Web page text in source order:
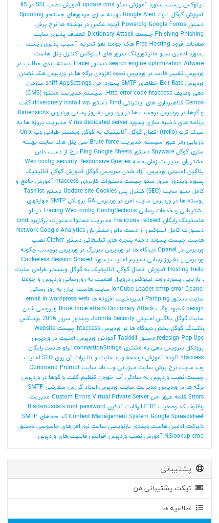
لینوکس ریست پسورد آموزش سئو update cms آموزش نصب SSL در IIS
آموزش گوگل آلرت Google Alert
بهینه سازی موتورهای جستجو Spoofing
دستور Powercfg Google Forms آپلود عکس در نوشته ها نرخ پرش
Phishing Phishing چیست
Dictionary Attack انعطاف پذیری سایت
صفحات فرود Free Hosting هک جوملا لغو تحریم آسیب پذیری ریست
پسورد ادمین سیو مانیتورینگ سرور های لینوکس کنترل پنل هاست
search engine optimization Adware دستور Tracer
دسته بندی مطالب در
وردپرس تغییر قالب در وردپرس نحوه افزودن برگه ها در وردپرس هک نشدن
وردپرس Exit Rate خطاهای SMTP پسورد امن sniff AppSettings
سازمان
دهی وظایف
Http error code htaccess.
سیستم مدیریت محتوا (CMS)
Centos کلاهبرداری های اینترنتی Find دستور driverquery install wp
گفت
و گوها در وردپرس برچسب ها در وردپرس به روز رسانی وردپرس Dimensions
برنامه های ذخیره سازی پسورد
Virus dedicated server
مدیریت پروژه ها به
سبک ترلو (trello)
اتصال گوگل آنالیتیک به گوگل وبمستر طراحی وب Unix
بازیابی رمز عبور سیستم مدیریت Brute force سی پنل هک سایت بهینه
سازی گوگل Spyware دستور Ping Google Sheets
نرخ از دست دادن
مشتریان مدیریت زمان حمله Web.config security Responsive Queries
پلاگین امنیتی وردپرس آزاد شدن سرویس گوگل آموزش گوگل آنالیتیک
پسورد ویندوز سرور سئو چیست دستورات کاربردی htaccess
آموزش جامع و
کامل سئو سایت (SEO)
کنترل پنل Update site Cookies
دستور Tasklist
پوسته ها در وردپرس سایت امن در وردپرس GA پروتکل SMTP
مهارتهای
پشتیبانی و خدمات رسانی
Tracing Web.config ConfigSections
تریلو
هاستینگ رایگان malicious redirect مدیریت محتوا دستورات پرکاربرد cmd
دستورات کامل لینوکس از دست دادن مشتریان Network Google Analytics
هاست چیست پسوند دامنه پنجره های تبلیغاتی دستور Cipher
نصب
وردپرس در Cpanel
دیدگاه ها در وردپرس سربرگ در وردپرس برچسب چگونه
وردپرس را به روز رسانی نماییم امنیت پسورد Cookieless Session Shared
Hosting trello آموزش اتصال گوگل آنالیتیک به گوگل وبمستر طراحی سایت
٬ بازیابی پسورد روت لینوکس
دروپال اهمیت به روزرسانی وردپرس و جوملا
ionCube Loader smtp error Cpanel سایت هاست ایران به روز رسانی
سایت دستور Pathping اسپردشیت افزونه ها email in wordpress web
design کمبود وقت Brute force attack Dictionary Attack ویروسی شدن
سایت گوگل پلاگین امنیتی Joomla Security ویندوز سرور 2016
یونیکس
رنکینگ گوگل بخش دیدگاه ها در وردپرس htaccess چیست
Website
redesign Pop-Ups دستور Taskkill
آموزش وردپرس امنیت در وردپرس
پروتکل سرویس دهی به مشتری connectionStrings ترلو هاست رایگان
htaccess آلوده
آموزش توسعه وب سایت و تاثیرات آن روی SEO
امنیت
وب سایت نرخ پرش سایت میزبانی وب نام سایت Command Prompt
چیست نصب وردپرس به سادگي آب خوردن تنظیم گفت و گوها در وردپرس
برگه ها در وردپرس مدیریت سایت وردپرس ایجاد گزارش سفارشی SMTP
Errors کلمه عبور امن Custom Errors Virtual Private Server
مدیریت
وظایف کد وضعیت HTTP رقابت آنلاین Blackmuscats root password
Content Management System Google Spreadsheet
کد خطاهای SMTP
دایرکت ادمین هاست ویندوز بازنویسی سایت نرم افزارهای جاسوسی دستور
NSlookup cmd آموزش نصب وردپرس افزایش قابلیت های وردپرس
پشتیبانی
تیکت پشتیبانی من
اطلاعیه ها